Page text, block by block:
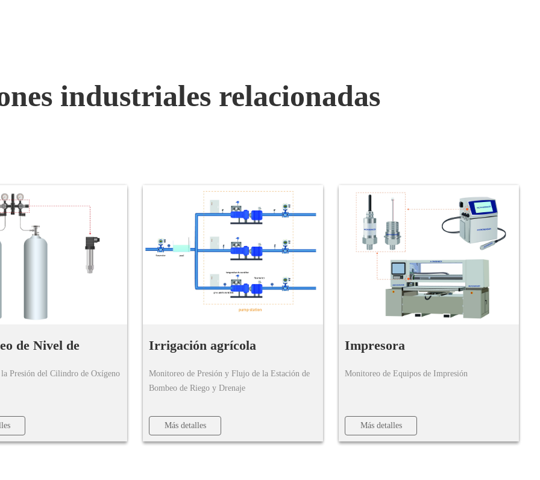
correcta de productos
es fundamental para
y la eficacia
industriales relacionadas
de Nivel de
a Granel
Presión del Cilindro de Oxígeno
Irrigación agrícola
Monitoreo de Presión y Flujo de la Estación de
Bombeo de Riego y Drenaje
Más detalles
Impresora
Monitoreo de Equipos de Impresión
Más detalles